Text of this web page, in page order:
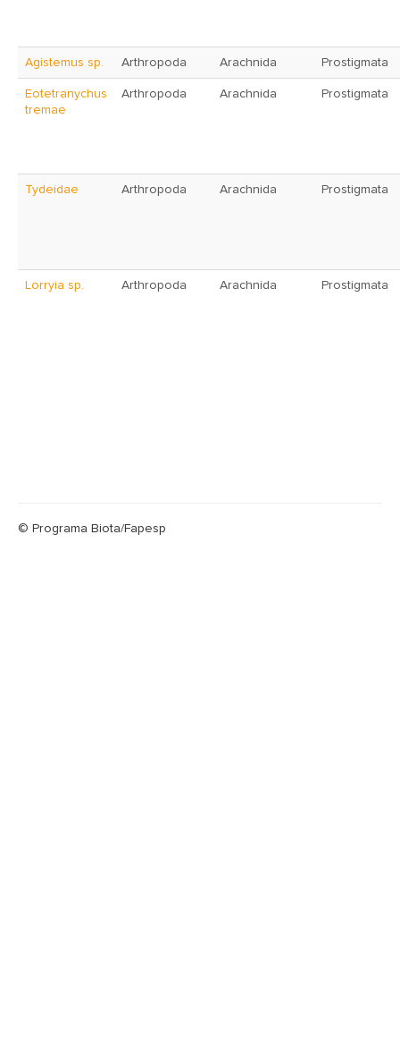
Agistemus sp. Arthropoda Arachnida Prostigmata
Eotetranychus
tremae
Arthropoda Arachnida Prostigmata
Tydeidae Arthropoda Arachnida Prostigmata
Lorryia sp. Arthropoda Arachnida Prostigmata
© Programa Biota/Fapesp